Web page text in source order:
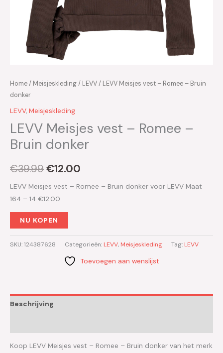
Home/ Meisjeskleding/ LEVV/ LEVV Meisjes vest – Romee – Bruin
donker
LEVV, Meisjeskleding
LEVV Meisjes vest – Romee –
Bruin donker
€39.99€12.00
LEVV Meisjes vest – Romee – Bruin donker voor LEVV Maat
164 – 14 €12.00
NU KOPEN
SKU:124387628 Categorieën: LEVV, Meisjeskleding Tag: LEVV
Toevoegen aan wenslijst
Beschrijving
Koop LEVV Meisjes vest – Romee – Bruin donker van het merk